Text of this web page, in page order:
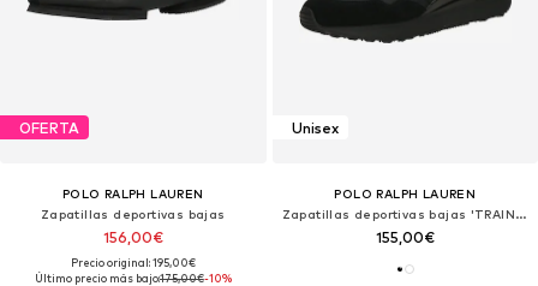
OFERTA
POLO RALPH LAUREN
Zapatillas deportivas bajas
156,00€
Precio original: 195,00€
Último precio más bajo:175,00€-10%
Unisex
POLO RALPH LAUREN
Zapatillas deportivas bajas 'TRAIN 89'
155,00€